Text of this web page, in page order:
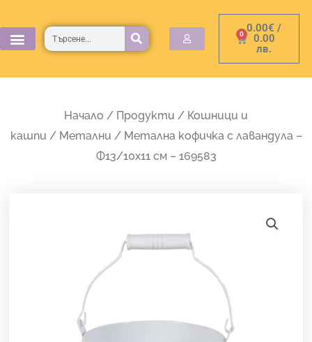
to
content
0.00€ /
0.00
лв.
0
Cart
Търсене
Начало / Продукти / Кошници и
кашпи / Метални / Метална кофичка с лавандула –
Ф13/10х11 см – 169583